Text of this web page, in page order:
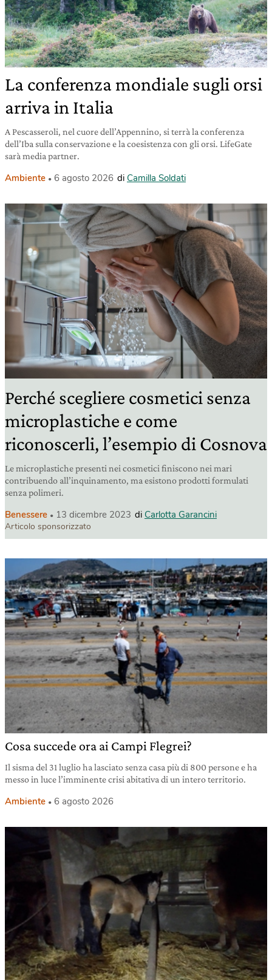
La conferenza mondiale sugli orsi
arriva in Italia
A Pescasseroli, nel cuore dell’Appennino, si terrà la conferenza
dell’Iba sulla conservazione e la coesistenza con gli orsi. LifeGate
sarà media partner.
Ambiente 6 agosto 2026 di Camilla Soldati
Perché scegliere cosmetici senza
microplastiche e come
riconoscerli, l’esempio di Cosnova
Le microplastiche presenti nei cosmetici finiscono nei mari
contribuendo all’inquinamento, ma esistono prodotti formulati
senza polimeri.
Benessere 13 dicembre 2023 di Carlotta Garancini
Articolo sponsorizzato
Cosa succede ora ai Campi Flegrei?
Il sisma del 31 luglio ha lasciato senza casa più di 800 persone e ha
messo in luce l’imminente crisi abitativa di un intero territorio.
Ambiente 6 agosto 2026